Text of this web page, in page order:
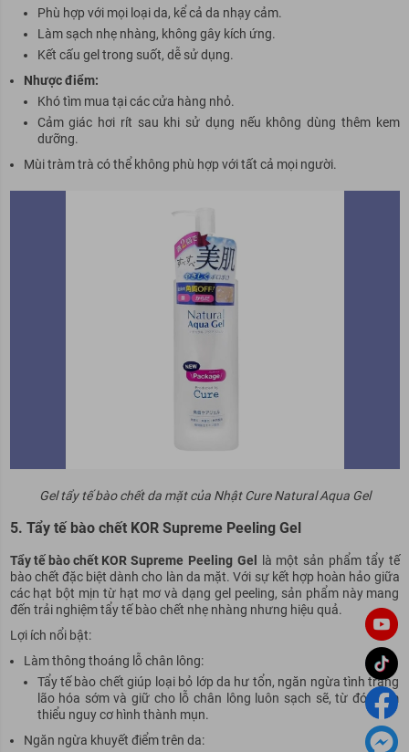
Phù hợp với mọi loại da, kể cả da nhạy cảm.
Làm sạch nhẹ nhàng, không gây kích ứng.
Kết cấu gel trong suốt, dễ sử dụng.
Nhược điểm:
Khó tìm mua tại các cửa hàng nhỏ.
Cảm giác hơi rít sau khi sử dụng nếu không dùng thêm kem
dưỡng.
Mùi tràm trà có thể không phù hợp với tất cả mọi người.
Gel tẩy tế bào chết da mặt của Nhật Cure Natural Aqua Gel
5. Tẩy tế bào chết KOR Supreme Peeling Gel
Tẩy tế bào chết KORSupreme Peeling Gel
là một sản phẩm tẩy tế
bào chết đặc biệt dành cho làn da mặt. Với sự kết hợp hoàn hảo giữa
các hạt bột mịn từ hạt mơ và dạng gel peeling, sản phẩm này mang
đến trải nghiệm tẩy tế bào chết nhẹ nhàng nhưng hiệu quả.
Lợi ích nổi bật:
Làm thông thoáng lỗ chân lông:
Tẩy tế bào chết giúp loại bỏ lớp da hư tổn, ngăn ngừa tình trạng
lão hóa sớm và giữ cho lỗ chân lông luôn sạch sẽ, từ đó giảm
thiểu nguy cơ hình thành mụn.
Ngăn ngừa khuyết điểm trên da: